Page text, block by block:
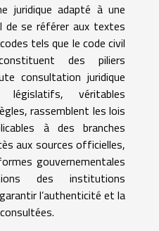
juridique adapté à une
se référer aux textes
tels que le code civil
des piliers
consultation juridique
législatifs, véritables
rassemblent les lois
à des branches
aux sources officielles,
gouvernementales
des institutions
l’authenticité et la